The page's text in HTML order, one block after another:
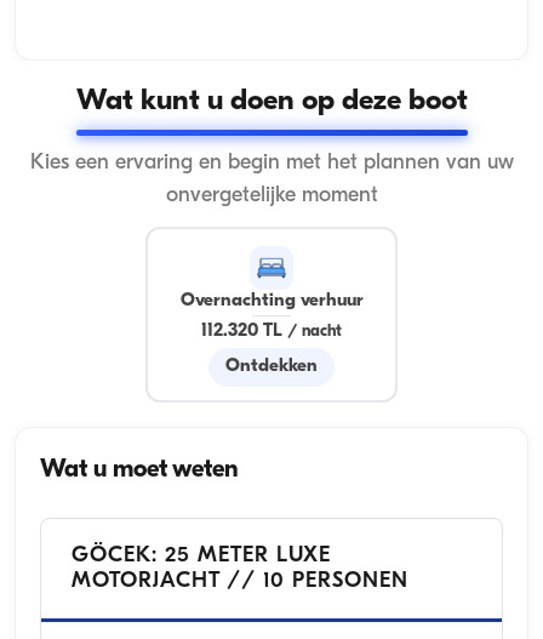
Wat kunt u doen op deze boot
Kies een ervaring en begin met het plannen van uw
onvergetelijke moment
Overnachting verhuur
112.320 TL / nacht
Ontdekken
Wat u moet weten
GÖCEK: 25 METER LUXE
MOTORJACHT // 10 PERSONEN